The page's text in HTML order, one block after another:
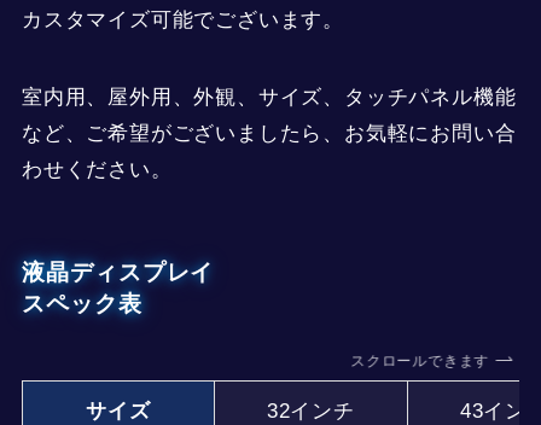
カスタマイズ可能でございます。
室内用、屋外用、外観、サイズ、タッチパネル機能
など、ご希望がございましたら、お気軽にお問い合
わせください。
液晶ディスプレイ
スペック表
スクロールできます
サイズ 32インチ 43イン